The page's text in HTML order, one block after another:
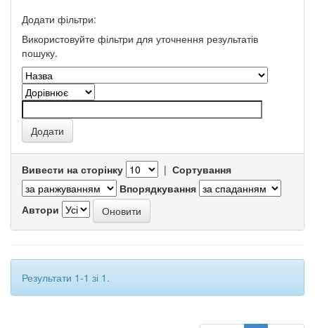
Додати фільтри:
Використовуйте фільтри для уточнення результатів
пошуку.
Вивести на сторінку | Сортування
Впорядкування
Автори
Результати 1-1 зі 1.